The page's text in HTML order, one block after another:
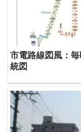
市電路線図風：
統図